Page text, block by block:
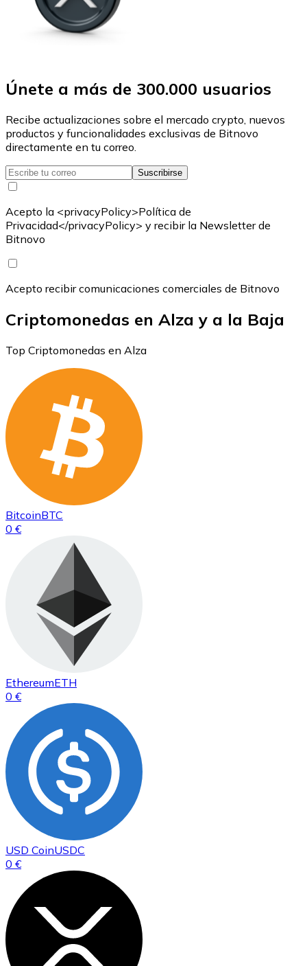
Únete a más de 300.000 usuarios
Recibe actualizaciones sobre el mercado crypto, nuevos
productos y funcionalidades exclusivas de Bitnovo
directamente en tu correo.
Suscribirse
Acepto la <privacyPolicy>Política de
Privacidad</privacyPolicy> y recibir la Newsletter de
Bitnovo
Acepto recibir comunicaciones comerciales de Bitnovo
Criptomonedas en Alza y a la Baja
Top Criptomonedas en Alza
BitcoinBTC
0 €
EthereumETH
0 €
USD CoinUSDC
0 €